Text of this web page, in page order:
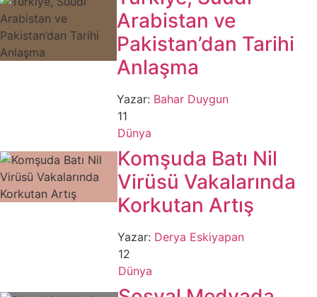
Arabistan ve
Pakistan’dan Tarihi
Anlaşma
Yazar: Bahar Duygun
11
Dünya
Komşuda Batı Nil
Virüsü Vakalarında
Korkutan Artış
Yazar: Derya Eskiyapan
12
Dünya